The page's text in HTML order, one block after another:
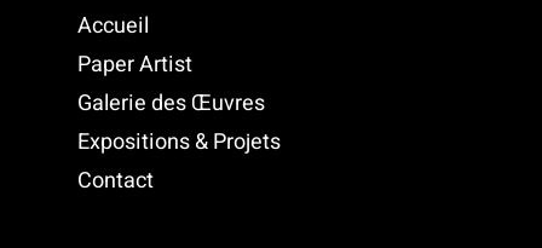
Accueil
Paper Artist
Galerie des Œuvres
Expositions & Projets
Contact